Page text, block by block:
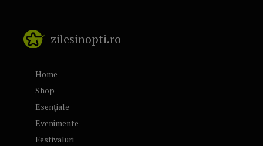
zilesinopti.ro
Home
Shop
Esențiale
Evenimente
Festivaluri